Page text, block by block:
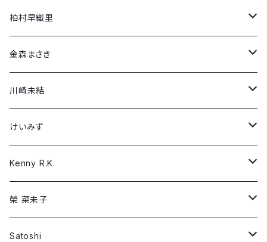
けいみず
Kenny R.K.
榮 菜未子
Satoshi
Sayaka Kondo
ツチヤカツヤ
角田圭史
「Dream in Rose」
「Run! Boy Run!」
「Why Fight?」
第2弾コラボ
「NEO(n) BIRTH -awake-」
「戦場で…」
第1弾コラボ
「Boys, don’t cry」
「Girls, don't cry」
Dario Mohr
Francesca Furian
Gail Bach
Hallie Lederer
Nathaniel Thompson
Preston Trombly
Robin Dann
Long Sleeve T-shirt
Short Sleeve T-shirt
Long Sleeve T-shirt
柏村早織里
Short Sleeve T-shirt
Long Sleeve T-shirt
金森まさき
Short Sleeve T-shirt
Long Sleeve T-shirt
川崎未結
Short Sleeve T-shirt
Long Sleeve T-shirt
けいみず
Short Sleeve T-shirt
Long Sleeve T-shirt
Kenny R.K.
Short Sleeve T-shirt
Long Sleeve T-shirt
榮 菜未子
Short Sleeve T-shirt
Satoshi